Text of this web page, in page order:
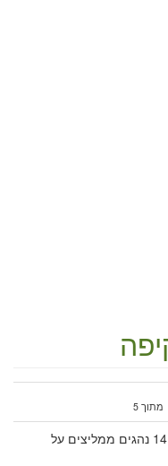
מתוך 5
10 מתוך 14 נהגים ממליצים על